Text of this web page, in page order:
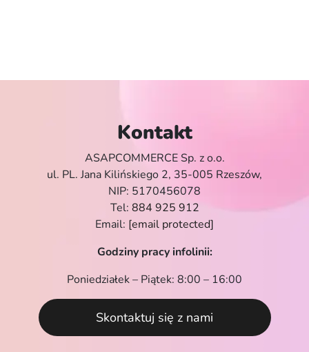
Kontakt
ASAPCOMMERCE Sp. z o.o.
ul. PL. Jana Kilińskiego 2, 35-005 Rzeszów,
NIP: 5170456078
Tel: 884 925 912
Email: [email protected]
Godziny pracy infolinii:
Poniedziałek – Piątek: 8:00 – 16:00
Skontaktuj się z nami